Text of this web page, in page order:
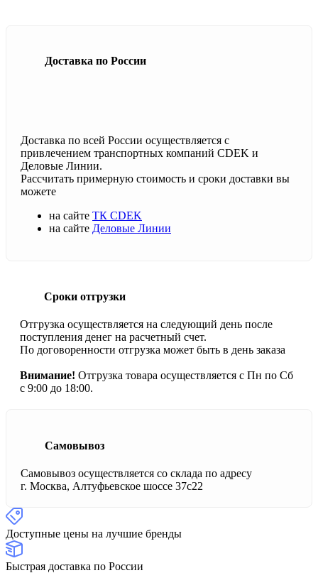
Доставка по России
Доставка по всей России осуществляется с
привлечением транспортных компаний CDEK и
Деловые Линии.
Рассчитать примерную стоимость и сроки доставки вы
можете
на сайте ТК CDEK
на сайте Деловые Линии
Сроки отгрузки
Отгрузка осуществляется на следующий день после
поступления денег на расчетный счет.
По договоренности отгрузка может быть в день заказа
Внимание! Отгрузка товара осуществляется с Пн по Сб
с 9:00 до 18:00.
Самовывоз
Самовывоз осуществляется со склада по адресу
г. Москва, Алтуфьевское шоссе 37с22
Доступные цены на лучшие бренды
Быстрая доставка по России